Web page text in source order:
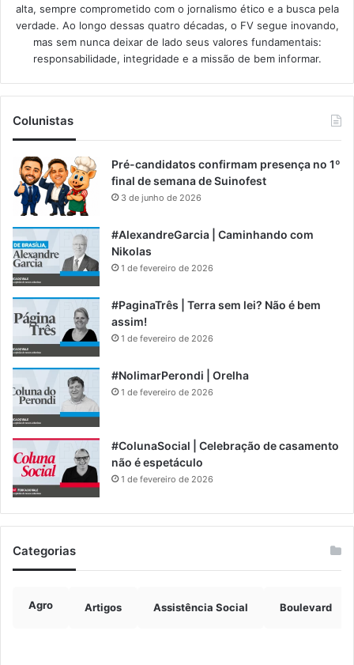
alta, sempre comprometido com o jornalismo ético e a busca pela
verdade. Ao longo dessas quatro décadas, o FV segue inovando,
mas sem nunca deixar de lado seus valores fundamentais:
responsabilidade, integridade e a missão de bem informar.​
Colunistas
Pré-candidatos confirmam presença no 1º
final de semana de Suinofest
3 de junho de 2026
#AlexandreGarcia | Caminhando com
Nikolas
1 de fevereiro de 2026
#PaginaTrês | Terra sem lei? Não é bem
assim!
1 de fevereiro de 2026
#NolimarPerondi | Orelha
1 de fevereiro de 2026
#ColunaSocial | Celebração de casamento
não é espetáculo
1 de fevereiro de 2026
Categorias
Agro Artigos Assistência Social Boulevard